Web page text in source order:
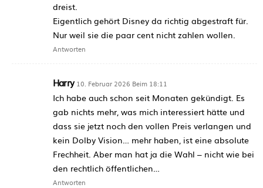
dreist.
Eigentlich gehört Disney da richtig abgestraft für.
Nur weil sie die paar cent nicht zahlen wollen.
Antworten
Harry 10. Februar 2026 Beim 18:11
Ich habe auch schon seit Monaten gekündigt. Es
gab nichts mehr, was mich interessiert hätte und
dass sie jetzt noch den vollen Preis verlangen und
kein Dolby Vision… mehr haben, ist eine absolute
Frechheit. Aber man hat ja die Wahl – nicht wie bei
den rechtlich öffentlichen…
Antworten